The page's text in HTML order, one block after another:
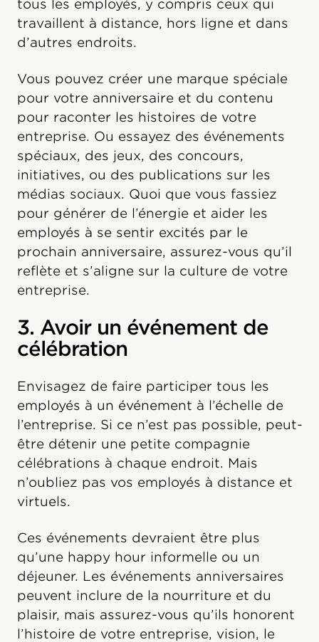
tous les employés, y compris ceux qui
travaillent à distance, hors ligne et dans
d’autres endroits.
Vous pouvez créer une marque spéciale
pour votre anniversaire et du contenu
pour raconter les histoires de votre
entreprise. Ou essayez des événements
spéciaux, des jeux, des concours,
initiatives, ou des publications sur les
médias sociaux. Quoi que vous fassiez
pour générer de l’énergie et aider les
employés à se sentir excités par le
prochain anniversaire, assurez-vous qu’il
reflète et s’aligne sur la culture de votre
entreprise.
3. Avoir un événement de
célébration
Envisagez de faire participer tous les
employés à un événement à l’échelle de
l’entreprise. Si ce n’est pas possible, peut-
être détenir une petite compagnie
célébrations à chaque endroit. Mais
n’oubliez pas vos employés à distance et
virtuels.
Ces événements devraient être plus
qu’une happy hour informelle ou un
déjeuner. Les événements anniversaires
peuvent inclure de la nourriture et du
plaisir, mais assurez-vous qu’ils honorent
l’histoire de votre entreprise, vision, le